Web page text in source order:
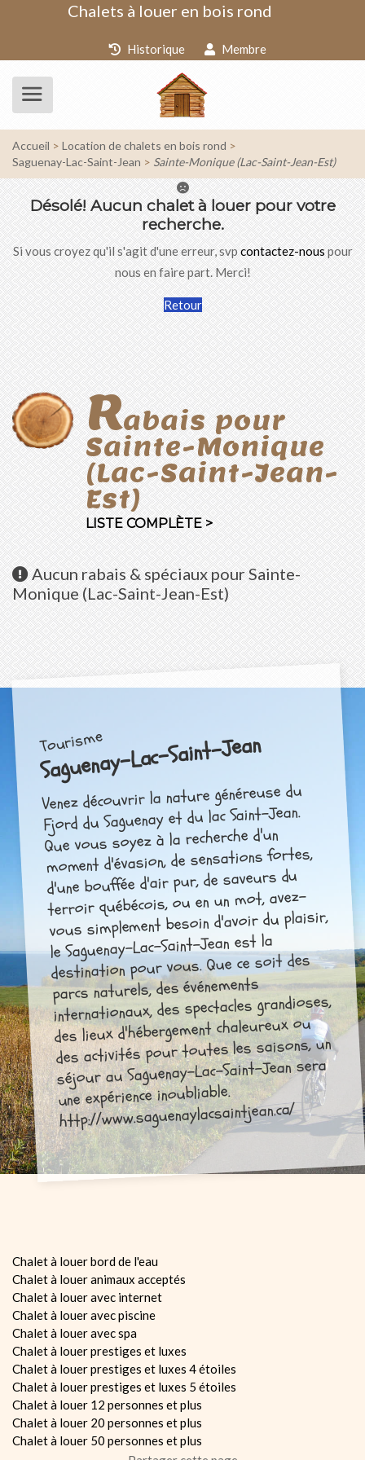
Chalets à louer en bois rond
Historique Membre
Accueil
Location de chalets en bois rond
Saguenay-Lac-Saint-Jean
Sainte-Monique (Lac-Saint-Jean-Est)
Désolé!Aucun chalet à louer pour votre
recherche.
Si vous croyez qu'il s'agit d'une erreur, svpcontactez-nouspour
nous en faire part. Merci!
Retour
Rabais pour
Sainte-Monique
(Lac-Saint-Jean-
Est)
LISTE COMPLÈTE >
Aucunrabais & spéciaux pour Sainte-
Monique (Lac-Saint-Jean-Est)
Tourisme
Saguenay-Lac-Saint-Jean
Venez découvrir la nature généreuse du
Fjord du Saguenay et du lac Saint-Jean.
Que vous soyez à la recherche d'un
moment d'évasion, de sensations fortes,
d'une bouffée d'air pur, de saveurs du
terroir québécois, ou en un mot, avez-
vous simplement besoin d'avoir du plaisir,
le Saguenay-Lac-Saint-Jean est la
destination pour vous. Que ce soit des
parcs naturels, des événements
internationaux, des spectacles grandioses,
des lieux d'hébergement chaleureux ou
des activités pour toutes les saisons, un
séjour au Saguenay-Lac-Saint-Jean sera
une expérience inoubliable.
http://www.saguenaylacsaintjean.ca/
Chalet à louer bord de l'eau
Chalet à louer animaux acceptés
Chalet à louer avec internet
Chalet à louer avec piscine
Chalet à louer avec spa
Chalet à louer prestiges et luxes
Chalet à louer prestiges et luxes 4 étoiles
Chalet à louer prestiges et luxes 5 étoiles
Chalet à louer 12 personnes et plus
Chalet à louer 20 personnes et plus
Chalet à louer 50 personnes et plus